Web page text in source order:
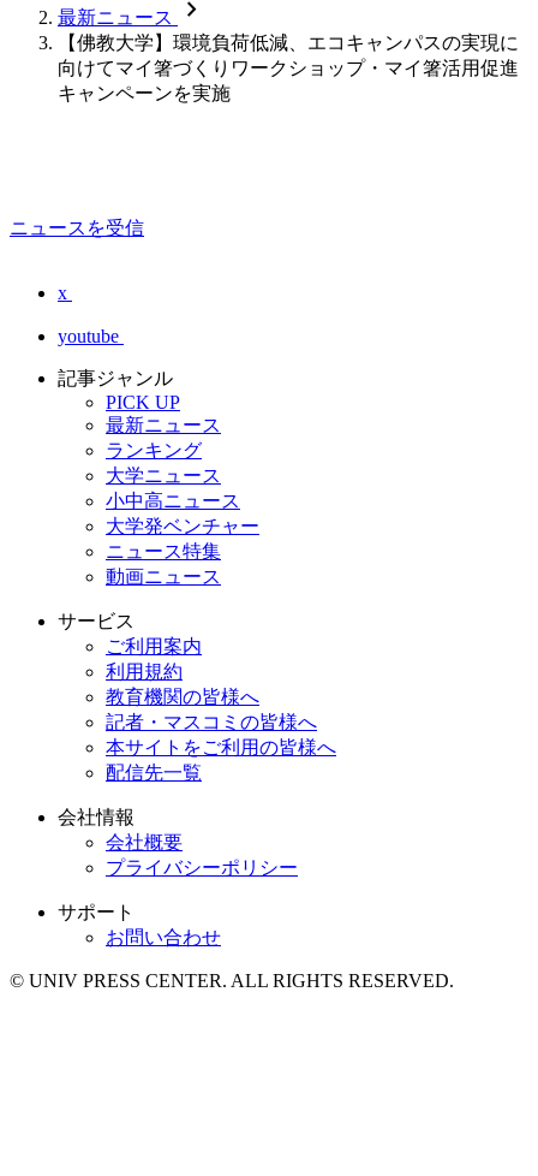
最新ニュース chevron_forward
【佛教大学】環境負荷低減、エコキャンパスの実現に
向けてマイ箸づくりワークショップ・マイ箸活用促進
キャンペーンを実施
ニュースを受信
x
youtube
記事ジャンル
PICK UP
最新ニュース
ランキング
大学ニュース
小中高ニュース
大学発ベンチャー
ニュース特集
動画ニュース
サービス
ご利用案内
利用規約
教育機関の皆様へ
記者・マスコミの皆様へ
本サイトをご利用の皆様へ
配信先一覧
会社情報
会社概要
プライバシーポリシー
サポート
お問い合わせ
© UNIV PRESS CENTER. ALL RIGHTS RESERVED.